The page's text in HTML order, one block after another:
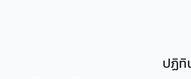
ปฏิทิ